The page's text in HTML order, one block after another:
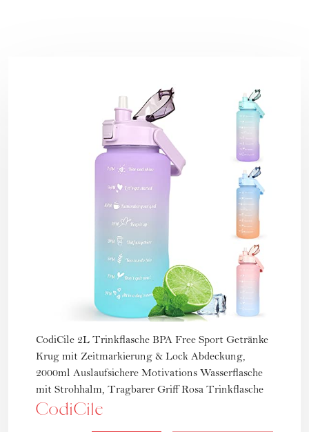
CodiCile 2L Trinkflasche BPA Free Sport Getränke
Krug mit Zeitmarkierung & Lock Abdeckung,
2000ml Auslaufsichere Motivations Wasserflasche
mit Strohhalm, Tragbarer Griff Rosa Trinkflasche
CodiCile